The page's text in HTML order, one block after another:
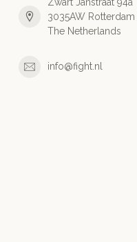
3035AW Rotterdam
The Netherlands
info@fight.nl